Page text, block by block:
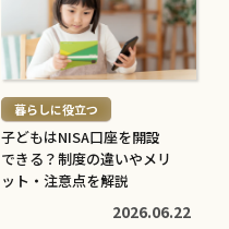
を
読
む
> 暮らしに役立つ
子どもはNISA口座を開設
できる？制度の違いやメリ
ット・注意点を解説
2026.06.22